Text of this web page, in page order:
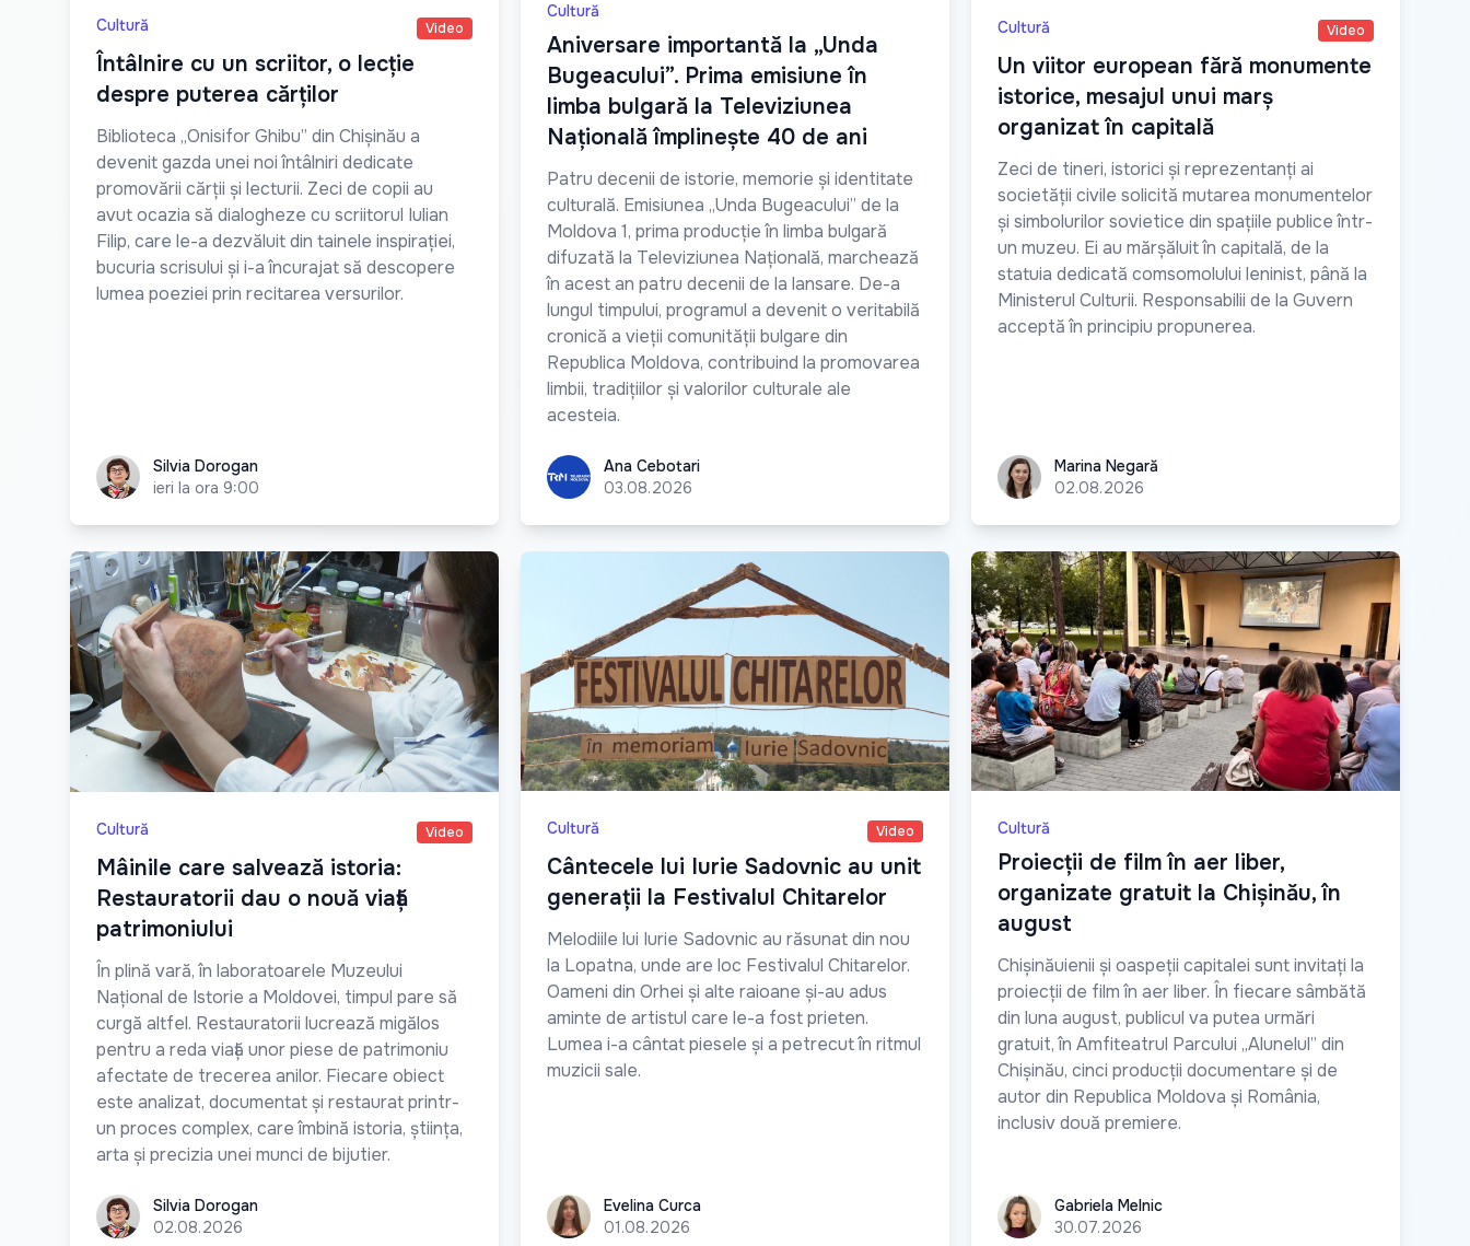
Cultură Video
Întâlnire cu un scriitor, o lecție
despre puterea cărților
Biblioteca „Onisifor Ghibu” din Chișinău a
devenit gazda unei noi întâlniri dedicate
promovării cărții și lecturii. Zeci de copii au
avut ocazia să dialogheze cu scriitorul Iulian
Filip, care le-a dezvăluit din tainele inspirației,
bucuria scrisului și i-a încurajat să descopere
lumea poeziei prin recitarea versurilor.
Silvia Dorogan
Silvia Dorogan
ieri la ora 9:00
Cultură
Aniversare importantă la „Unda
Bugeacului”. Prima emisiune în
limba bulgară la Televiziunea
Națională împlinește 40 de ani
Patru decenii de istorie, memorie și identitate
culturală. Emisiunea „Unda Bugeacului” de la
Moldova 1, prima producție în limba bulgară
difuzată la Televiziunea Națională, marchează
în acest an patru decenii de la lansare. De-a
lungul timpului, programul a devenit o veritabilă
cronică a vieții comunității bulgare din
Republica Moldova, contribuind la promovarea
limbii, tradițiilor și valorilor culturale ale
acesteia.
Ana CebotariAna Cebotari
03.08.2026
Cultură Video
Un viitor european fără monumente
istorice, mesajul unui marș
organizat în capitală
Zeci de tineri, istorici și reprezentanți ai
societății civile solicită mutarea monumentelor
și simbolurilor sovietice din spațiile publice într-
un muzeu. Ei au mărșăluit în capitală, de la
statuia dedicată comsomolului leninist, până la
Ministerul Culturii. Responsabilii de la Guvern
acceptă în principiu propunerea.
Marina Negară
Marina Negară
02.08.2026
Cultură Video
Mâinile care salvează istoria:
Restauratorii dau o nouă viață
patrimoniului
În plină vară, în laboratoarele Muzeului
Național de Istorie a Moldovei, timpul pare să
curgă altfel. Restauratorii lucrează migălos
pentru a reda viață unor piese de patrimoniu
afectate de trecerea anilor. Fiecare obiect
este analizat, documentat și restaurat printr-
un proces complex, care îmbină istoria, știința,
arta și precizia unei munci de bijutier.
Silvia Dorogan
Silvia Dorogan
02.08.2026
Cultură Video
Cântecele lui Iurie Sadovnic au unit
generații la Festivalul Chitarelor
Melodiile lui Iurie Sadovnic au răsunat din nou
la Lopatna, unde are loc Festivalul Chitarelor.
Oameni din Orhei și alte raioane și-au adus
aminte de artistul care le-a fost prieten.
Lumea i-a cântat piesele și a petrecut în ritmul
muzicii sale.
Evelina CurcaEvelina Curca
01.08.2026
Cultură
Proiecții de film în aer liber,
organizate gratuit la Chișinău, în
august
Chișinăuienii și oaspeții capitalei sunt invitați la
proiecții de film în aer liber. În fiecare sâmbătă
din luna august, publicul va putea urmări
gratuit, în Amfiteatrul Parcului „Alunelul” din
Chișinău, cinci producții documentare și de
autor din Republica Moldova și România,
inclusiv două premiere.
Gabriela Melnic
Gabriela Melnic
30.07.2026